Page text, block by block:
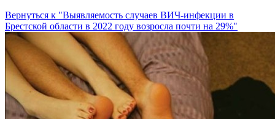
Вернуться к "Выявляемость случаев ВИЧ-инфекции в
Брестской области в 2022 году возросла почти на 29%"